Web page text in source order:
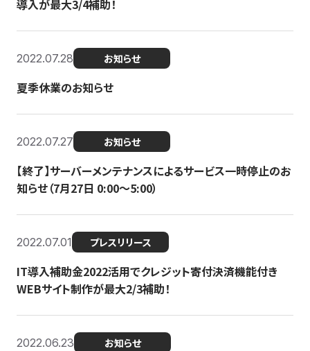
導入が最大3/4補助！
2022.07.28 お知らせ
夏季休業のお知らせ
2022.07.27 お知らせ
【終了】サーバーメンテナンスによるサービス一時停止のお
知らせ（7月27日 0:00〜5:00）
2022.07.01 プレスリリース
IT導入補助金2022活用でクレジット寄付決済機能付き
WEBサイト制作が最大2/3補助！
2022.06.23 お知らせ